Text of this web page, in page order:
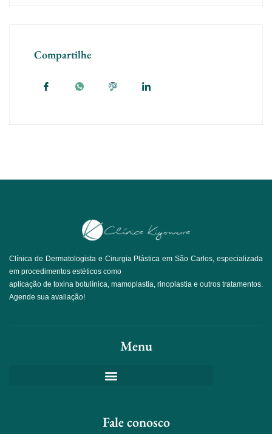
Compartilhe
Clínica de Dermatologista e Cirurgia Plástica em São Carlos, especializada
em procedimentos estéticos como
aplicação de toxina botulínica, mamoplastia, rinoplastia e outros tratamentos.
Agende sua avaliação!
Menu
Fale conosco